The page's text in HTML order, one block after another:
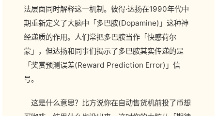
法层面同时解释这一机制。彼得·达扬在1990年代中
期重新定义了大脑中「多巴胺(Dopamine)」这种神
经递质的作用。人们常把多巴胺当作「快感荷尔
蒙」，但达扬和同事们揭示了多巴胺其实传递的是
「奖赏预测误差(Reward Prediction Error)」信
号。
这是什么意思？比方说你在自动售货机前投了币想